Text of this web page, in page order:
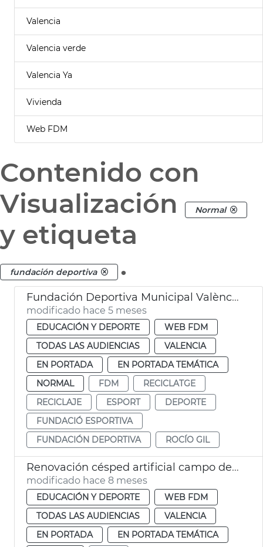
Valencia
Valencia verde
Valencia Ya
Vivienda
Web FDM
Contenido con
Visualización
Normal
y etiqueta
fundación deportiva .
Fundación Deportiva Municipal València participa en recogida tapones para reciclaje
modificado hace 5 meses
EDUCACIÓN Y DEPORTE
WEB FDM
TODAS LAS AUDIENCIAS
VALENCIA
EN PORTADA
EN PORTADA TEMÁTICA
NORMAL
FDM
RECICLATGE
RECICLAJE
ESPORT
DEPORTE
FUNDACIÓ ESPORTIVA
FUNDACIÓN DEPORTIVA
ROCÍO GIL
Renovación césped artificial campo de beisbol Jardín del Túria València
modificado hace 8 meses
EDUCACIÓN Y DEPORTE
WEB FDM
TODAS LAS AUDIENCIAS
VALENCIA
EN PORTADA
EN PORTADA TEMÁTICA